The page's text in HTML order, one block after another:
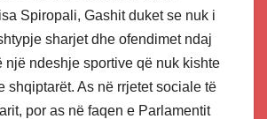
Spiropali, Gashit duket se nuk i
sharjet dhe ofendimet ndaj
një ndeshje sportive që nuk kishte
shqiptarët. As në rrjetet sociale të
por as në faqen e Parlamentit